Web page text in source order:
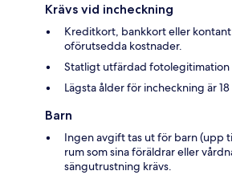
Krävs vid incheckning
Kreditkort, bankkort eller
oförutsedda kostnader.
Statligt utfärdad fotolegitimation
Lägsta ålder för incheckning är 18
Barn
Ingen avgift tas ut för barn (upp
rum som sina föräldrar eller
sängutrustning krävs.